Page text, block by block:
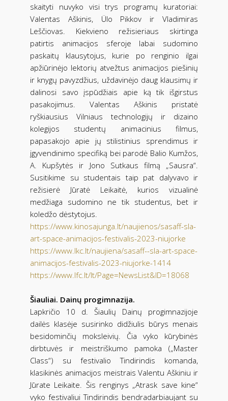
skaityti nuvyko visi trys programų kuratoriai:
Valentas Aškinis, Ülo Pikkov ir Vladimiras
Leščiovas. Kiekvieno režisieriaus skirtinga
patirtis animacijos sferoje labai sudomino
paskaitų klausytojus, kurie po renginio ilgai
apžiūrinėjo lektorių atvežtus animacijos piešinių
ir knygų pavyzdžius, uždavinėjo daug klausimų ir
dalinosi savo įspūdžiais apie ką tik išgirstus
pasakojimus. Valentas Aškinis pristatė
ryškiausius Vilniaus technologijų ir dizaino
kolegijos studentų animacinius filmus,
papasakojo apie jų stilistinius sprendimus ir
įgyvendinimo specifiką bei parodė Balio Kumžos,
A. Kupšytės ir Jono Sutkaus filmą „Sausra“.
Susitikime su studentais taip pat dalyvavo ir
režisierė Jūratė Leikaitė, kurios vizualinė
medžiaga sudomino ne tik studentus, bet ir
koledžo dėstytojus.
https://www.kinosajunga.lt/naujienos/sasaff-sla-
art-space-animacijos-festivalis-2023-niujorke
https://www.lkc.lt/naujiena/sasaff--sla-art-space-
animacijos-festivalis-2023-niujorke-1414
https://www.lfc.lt/lt/Page=NewsList&ID=18068
Šiauliai. Dainų progimnazija.
Lapkričio 10 d. Šiaulių Dainų progimnazijoje
dailės klasėje susirinko didžiulis būrys menais
besidominčių moksleivių. Čia vyko kūrybinės
dirbtuvės ir meistriškumo pamoka („Master
Class“) su festivalio Tindirindis komanda,
klasikinės animacijos meistrais Valentu Aškiniu ir
Jūrate Leikaite. Šis renginys „Atrask save kine“
vyko festivaliui Tindirindis bendradarbiaujant su